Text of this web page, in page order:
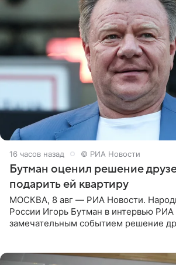
16 часов назад © РИА Новости
Бутман оценил решение
подарить ей квартиру
МОСКВА, 8 авг — РИА Новости.
России Игорь Бутман в интервью РИА
замечательным событием решение